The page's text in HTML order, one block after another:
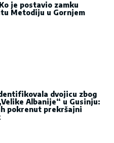
je postavio zamku
Metodiju u Gornjem
dvojicu zbog
Albanije“ u Gusinju:
pokrenut prekršajni